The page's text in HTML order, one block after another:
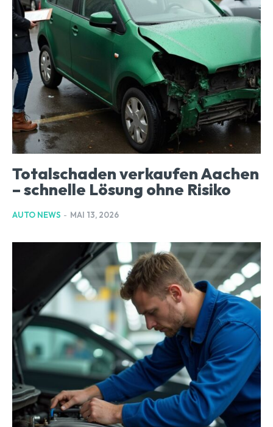
Totalschaden verkaufen Aachen
– schnelle Lösung ohne Risiko
AUTO NEWS - MAI 13, 2026